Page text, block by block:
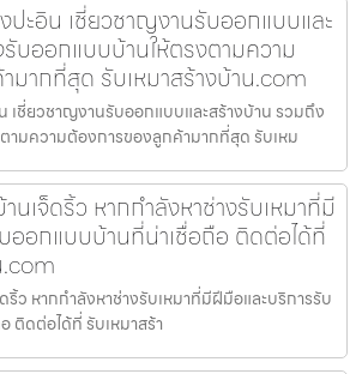
ปะอิน เชี่ยวชาญงานรับออกแบบและ
บออกแบบบ้านให้ตรงตามความ
มากที่สุด รับเหมาสร้างบ้าน.com
เชี่ยวชาญงานรับออกแบบและสร้างบ้าน รวมถึง
ามความต้องการของลูกค้ามากที่สุด รับเหม
นเจ็ดริ้ว หากกำลังหาช่างรับเหมาที่มี
ออกแบบบ้านที่น่าเชื่อถือ ติดต่อได้ที่
ริ้ว หากกำลังหาช่างรับเหมาที่มีฝีมือและบริการรับ
ติดต่อได้ที่ รับเหมาสร้า